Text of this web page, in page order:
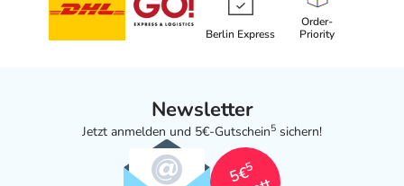
Berlin Express
Order-
Priority
Newsletter
Jetzt anmelden und 5€-Gutschein5 sichern!
5€
5